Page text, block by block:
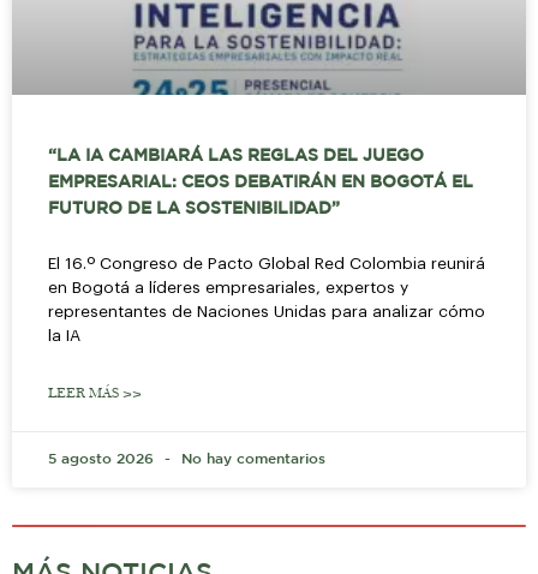
“LA IA CAMBIARÁ LAS REGLAS DEL JUEGO
EMPRESARIAL: CEOS DEBATIRÁN EN BOGOTÁ EL
FUTURO DE LA SOSTENIBILIDAD”
El 16.º Congreso de Pacto Global Red Colombia reunirá
en Bogotá a líderes empresariales, expertos y
representantes de Naciones Unidas para analizar cómo
la IA
LEER MÁS >>
5 agosto 2026 No hay comentarios